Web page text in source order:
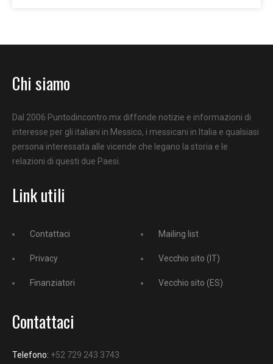
Chi siamo
Dal 2006 Puntodincontro.mx diffonde notizie e informazioni di
interesse per gli italiani in Messico, i messicani in Italia e qualsiasi
persona interessata alle vicende che legano la storia e le
relazioni di questi due Paesi.
Link utili
Contattaci
Privacy
Finanziatori
Mailing list
Vecchio sito (IT)
Vecchio sito (ES)
Contattaci
Telefono: +52 729 243 3743